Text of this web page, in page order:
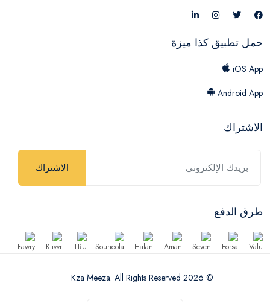
حمل تطبيق كذا ميزة
iOS App
Android App
الاشتراك
الاشتراك
طرق الدفع
© 2026 Kza Meeza. All Rights Reserved